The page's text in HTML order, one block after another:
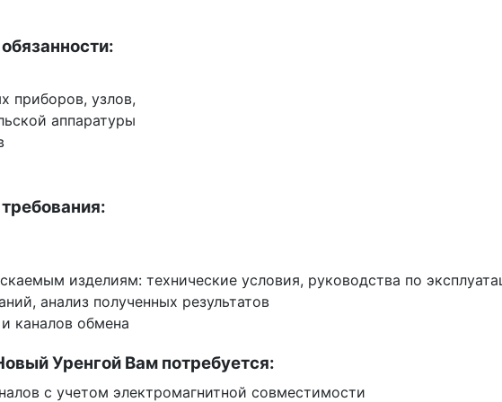
приборов, узлов,
аппаратуры
изделиям: технические условия, руководства по
анализ полученных результатов
каналов обмена
Уренгой Вам потребуется:
с учетом электромагнитной совместимости